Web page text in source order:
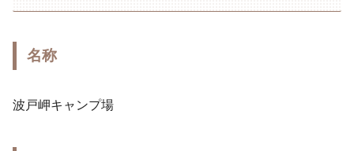
名称
波戸岬キャンプ場